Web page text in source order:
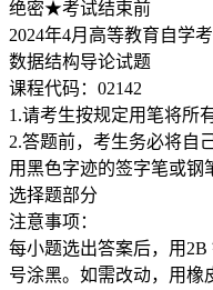
绝密★考试结束前
2024年4月高等教育自学
数据结构导论试题
课程代码：02142
1.请考生按规定用笔将所
2.答题前，考生务必将自
用黑色字迹的签字笔或钢
选择题部分
注意事项：
每小题选出答案后，用
号涂黑。如需改动，用橡